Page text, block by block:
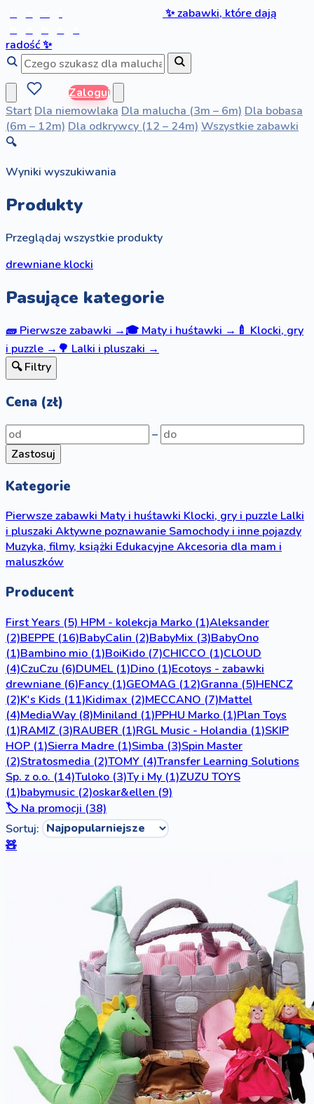
✨zabawki, które dają
radość✨
Zaloguj
Start Dla niemowlaka Dla malucha (3m – 6m) Dla bobasa
(6m – 12m) Dla odkrywcy (12 – 24m) Wszystkie zabawki
🔍
Wyniki wyszukiwania
Produkty
Przeglądaj wszystkie produkty
drewniane klocki
Pasujące kategorie
🧱Pierwsze zabawki→🎓Maty i huśtawki→🍼Klocki, gry
i puzzle→🌳Lalki i pluszaki→
🔍 Filtry
Cena (zł)
–
Zastosuj
Kategorie
Pierwsze zabawki Maty i huśtawki Klocki, gry i puzzle Lalki
i pluszaki Aktywne poznawanie Samochody i inne pojazdy
Muzyka, filmy, książki EdukacyjneAkcesoria dla mam i
maluszków
Producent
First Years (5) HPM - kolekcja Marko (1)Aleksander
(2)BEPPE (16)BabyCalin (2)BabyMix (3)BabyOno
(1)Bambino mio (1)BoiKido (7)CHICCO (1)CLOUD
(4)CzuCzu (6)DUMEL (1)Dino (1)Ecotoys - zabawki
drewniane (6)Fancy (1)GEOMAG (12)Granna (5)HENCZ
(2)K's Kids (11)Kidimax (2)MECCANO (7)Mattel
(4)MediaWay (8)Miniland (1)PPHU Marko (1)Plan Toys
(1)RAMIZ (3)RAUBER (1)RGL Music - Holandia (1)SKIP
HOP (1)Sierra Madre (1)Simba (3)Spin Master
(2)Stratosmedia (2)TOMY (4)Transfer Learning Solutions
Sp. z o.o. (14)Tuloko (3)Ty i My (1)ZUZU TOYS
(1)babymusic (2)oskar&ellen (9)
🏷️ Na promocji (38)
Sortuj:
🧸